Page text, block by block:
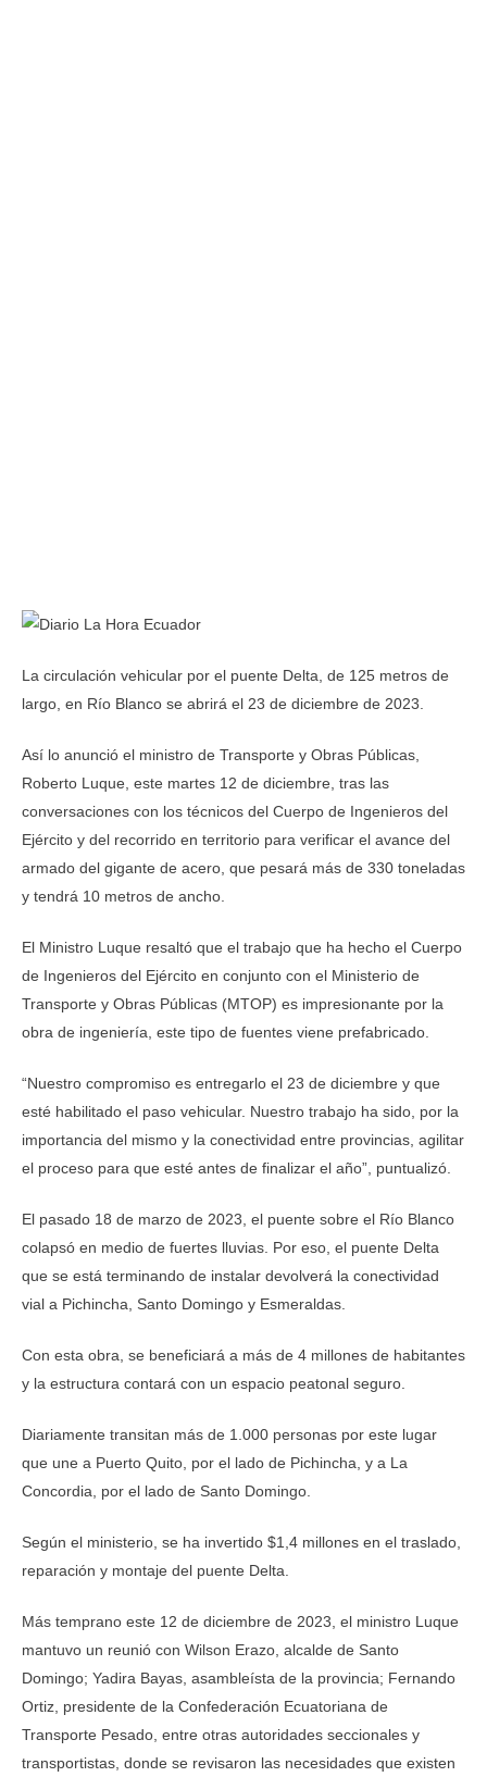
La circulación vehicular por el puente Delta, de 125 metros de
largo, en Río Blanco se abrirá el 23 de diciembre de 2023.
Así lo anunció el ministro de Transporte y Obras Públicas,
Roberto Luque, este martes 12 de diciembre, tras las
conversaciones con los técnicos del Cuerpo de Ingenieros del
Ejército y del recorrido en territorio para verificar el avance del
armado del gigante de acero, que pesará más de 330 toneladas
y tendrá 10 metros de ancho.
El Ministro Luque resaltó que el trabajo que ha hecho el Cuerpo
de Ingenieros del Ejército en conjunto con el Ministerio de
Transporte y Obras Públicas (MTOP) es impresionante por la
obra de ingeniería, este tipo de fuentes viene prefabricado.
“Nuestro compromiso es entregarlo el 23 de diciembre y que
esté habilitado el paso vehicular. Nuestro trabajo ha sido, por la
importancia del mismo y la conectividad entre provincias, agilitar
el proceso para que esté antes de finalizar el año”, puntualizó.
El pasado 18 de marzo de 2023, el puente sobre el Río Blanco
colapsó en medio de fuertes lluvias. Por eso, el puente Delta
que se está terminando de instalar devolverá la conectividad
vial a Pichincha, Santo Domingo y Esmeraldas.
Con esta obra, se beneficiará a más de 4 millones de habitantes
y la estructura contará con un espacio peatonal seguro.
Diariamente transitan más de 1.000 personas por este lugar
que une a Puerto Quito, por el lado de Pichincha, y a La
Concordia, por el lado de Santo Domingo.
Según el ministerio, se ha invertido $1,4 millones en el traslado,
reparación y montaje del puente Delta.
Más temprano este 12 de diciembre de 2023, el ministro Luque
mantuvo un reunió con Wilson Erazo, alcalde de Santo
Domingo; Yadira Bayas, asambleísta de la provincia; Fernando
Ortiz, presidente de la Confederación Ecuatoriana de
Transporte Pesado, entre otras autoridades seccionales y
transportistas, donde se revisaron las necesidades que existen